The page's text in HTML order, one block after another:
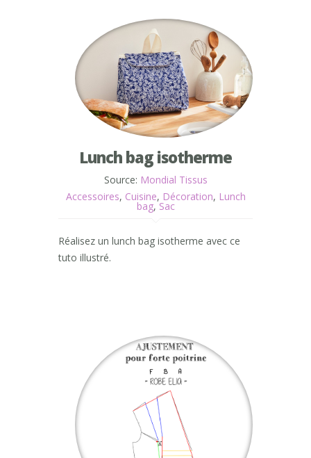
Lunch bag isotherme
Source: Mondial Tissus
Accessoires, Cuisine, Décoration, Lunch
bag, Sac
Réalisez un lunch bag isotherme avec ce
tuto illustré.